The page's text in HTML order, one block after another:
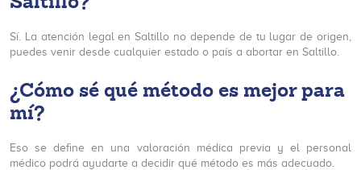
Sí. La atención legal en Saltillo no depende de tu lugar de origen,
puedes venir desde cualquier estado o país a abortar en Saltillo.
¿Cómo sé qué método es mejor para
mí?
Eso se define en una valoración médica previa y el personal
médico podrá ayudarte a decidir qué método es más adecuado.